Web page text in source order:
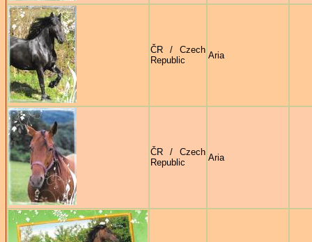
ČR / Czech
Republic
Aria
ČR / Czech
Republic
Aria